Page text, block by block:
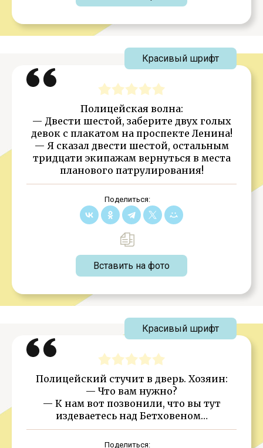
Полицейская волна:
— Двести шестой, заберите двух голых
девок с плакатом на проспекте Ленина!
— Я сказал двести шестой, остальным
тридцати экипажам вернуться в места
планового патрулирования!
Поделиться:
Вставить на фото
Красивый шрифт
Полицейский стучит в дверь. Хозяин:
— Что вам нужно?
— К нам вот позвонили, что вы тут
издеваетесь над Бетховеном…
Поделиться:
Красивый шрифт